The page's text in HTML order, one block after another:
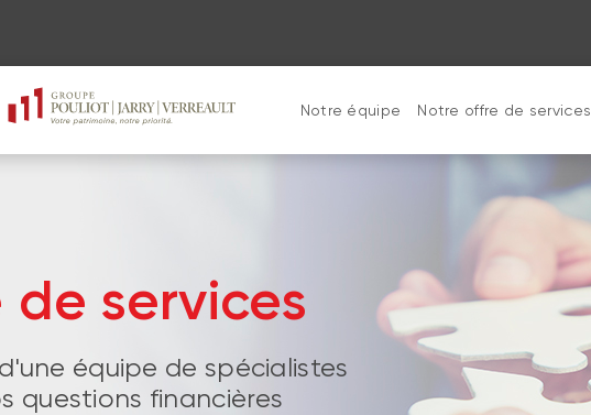
Notre équipe Notre offre de services
services
équipe de spécialistes
questions financières